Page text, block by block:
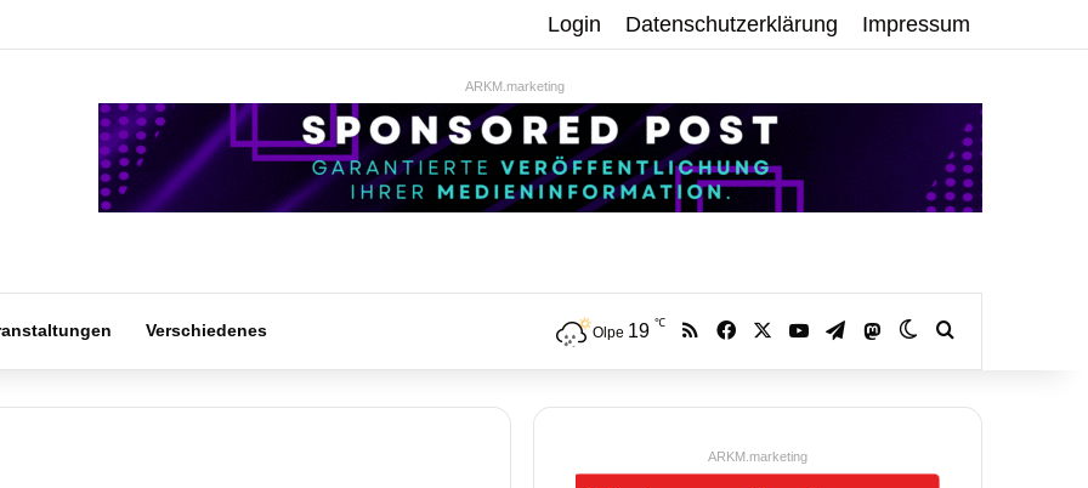
Login Datenschutzerklärung Impressum
ARKM.marketing
Verschiedenes Olpe 19 ℃ RSS Facebook YouTubeTelegramMastodonSkin umschalten
ARKM.marketing